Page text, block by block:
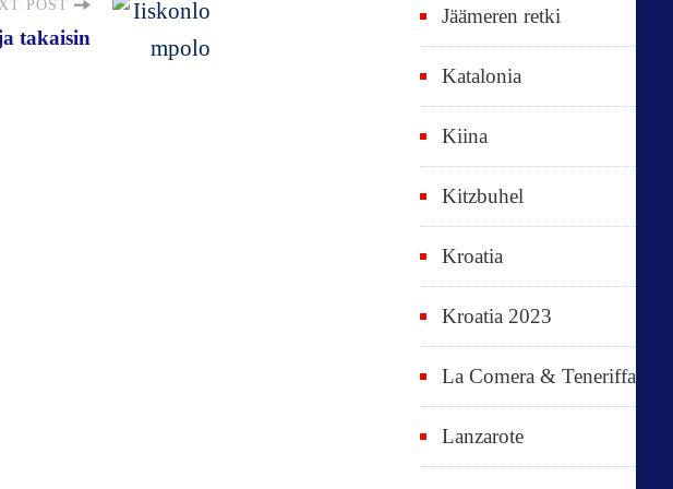
POST
takaisin
Jäämeren retki
Katalonia
Kiina
Kitzbuhel
Kroatia
Kroatia 2023
La Comera & Teneriffa
Lanzarote